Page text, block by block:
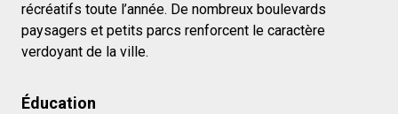
récréatifs toute l’année. De nombreux boulevards
paysagers et petits parcs renforcent le caractère
verdoyant de la ville.
Éducation